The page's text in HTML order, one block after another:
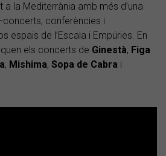
a la Mediterrània amb més d’una
conferències i
espais de l’Escala i Empúries. En
els concerts de Ginestà, Figa
, Mishima, Sopa de Cabra i